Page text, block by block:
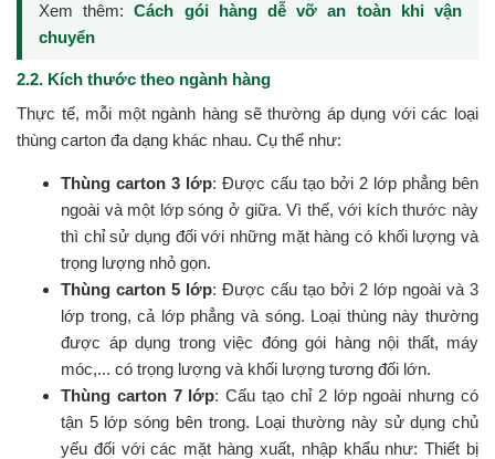
Xem thêm:Cách gói hàng dễ vỡ an toàn khi vận
chuyển
2.2. Kích thước theo ngành hàng
Thực tế, mỗi một ngành hàng sẽ thường áp dụng với các loại
thùng carton đa dạng khác nhau. Cụ thể như:
Thùng carton 3 lớp: Được cấu tạo bởi 2 lớp phẳng bên
ngoài và một lớp sóng ở giữa. Vì thế, với kích thước này
thì chỉ sử dụng đối với những mặt hàng có khối lượng và
trọng lượng nhỏ gọn.
Thùng carton 5 lớp: Được cấu tạo bởi 2 lớp ngoài và 3
lớp trong, cả lớp phẳng và sóng. Loại thùng này thường
được áp dụng trong việc đóng gói hàng nội thất, máy
móc,... có trọng lượng và khối lượng tương đối lớn.
Thùng carton 7 lớp: Cấu tạo chỉ 2 lớp ngoài nhưng có
tận 5 lớp sóng bên trong. Loại thường này sử dụng chủ
yếu đối với các mặt hàng xuất, nhập khẩu như: Thiết bị